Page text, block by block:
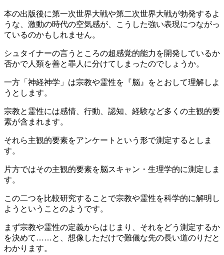
本の出版後に第一次世界大戦や第二次世界大戦が勃発するよ
うな、激動の時代の空気感が、こうした強い表現につながっ
ているのかもしれません。
シュタイナーの言うところの超感覚的能力を開発しているか
否かで人類を善と罪人に分けてしまったのでしょうか。
一方「神経神学」は宗教や霊性を『脳』をとおして理解しよ
うとします。
宗教と霊性には感情、行動、認知、経験など多くの主観的要
素が含まれます。
それら主観的要素をアンケートという形で測定するとしま
す。
片方ではその主観的要素を脳スキャン・生理学的に測定しま
す。
この二つを比較研究することで宗教や霊性を科学的に解明し
ようということのようです。
まず宗教や霊性の定義からはじまり、それをどう測定するか
を決めて……と、想像しただけで難儀な先の長い道のりだと
わかります。